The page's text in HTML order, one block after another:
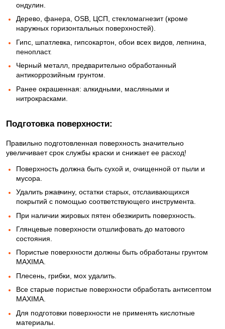
ондулин.
Дерево, фанера, OSB, ЦСП, стекломагнезит (кроме
наружных горизонтальных поверхностей).
Гипс, шпатлевка, гипсокартон, обои всех видов, лепнина,
пенопласт.
Черный металл, предварительно обработанный
антикоррозийным грунтом.
Ранее окрашенная: алкидными, масляными и
нитрокрасками.
Подготовка поверхности:
Правильно подготовленная поверхность значительно
увеличивает срок службы краски и снижает ее расход!
Поверхность должна быть сухой и, очищенной от пыли и
мусора.
Удалить ржавчину, остатки старых, отслаивающихся
покрытий с помощью соответствующего инструмента.
При наличии жировых пятен обезжирить поверхность.
Глянцевые поверхности отшлифовать до матового
состояния.
Пористые поверхности должны быть обработаны грунтом
MAXIMA.
Плесень, грибки, мох удалить.
Все старые пористые поверхности обработать антисептом
MAXIMA.
Для подготовки поверхности не применять кислотные
материалы.